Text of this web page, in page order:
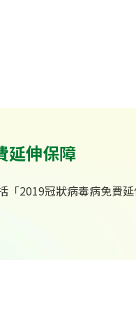
延伸保障
「2019冠狀病毒病免費